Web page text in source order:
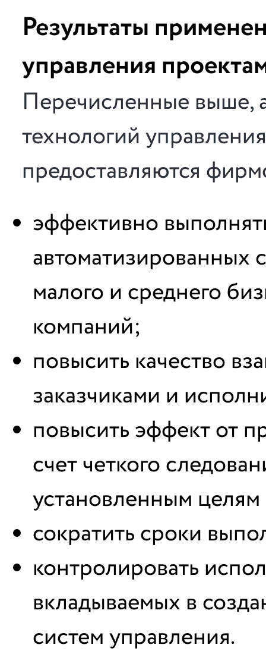
Результаты
управления
Перечисленные выше,
технологий
предоставляются
эффективно
автоматизированных
малого и среднего
компаний;
повысить качество
заказчиками и
повысить эффект от
счет четкого
установленным
сократить сроки
контролировать
вкладываемых в
систем управления.